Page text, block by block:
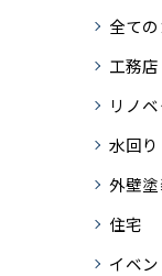
全て
工務店
リノ
水回り
外壁
住宅
イベ